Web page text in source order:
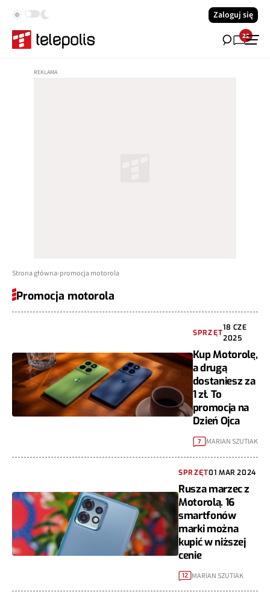
Zaloguj się
22
Strona główna promocja motorola
Promocja motorola
SPRZĘT
18 CZE
2025
Kup Motorolę,
a drugą
dostaniesz za
1 zł. To
promocja na
Dzień Ojca
7 MARIAN SZUTIAK
SPRZĘT01 MAR 2024
Rusza marzec z
Motorolą. 16
smartfonów
marki można
kupić w niższej
cenie
12 MARIAN SZUTIAK